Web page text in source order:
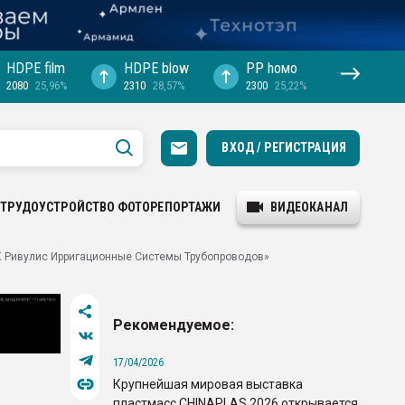
HDPE film
2080 25,96%
HDPE blow
2310 28,57%
PP hомо
2300 25,22%
ВХОД / РЕГИСТРАЦИЯ
ТРУДОУСТРОЙСТВО ФОТОРЕПОРТАЖИ ВИДЕОКАНАЛ
Ирригационные Системы Трубопроводов»
Рекомендуемое:
17/04/2026
Крупнейшая мировая выставка